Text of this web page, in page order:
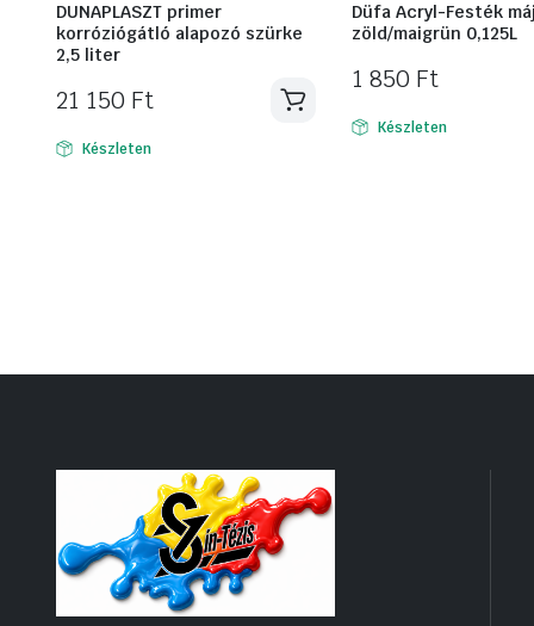
DUNAPLASZT primer
korróziógátló alapozó szürke
2,5 liter
21 150 Ft
Készleten
Düfa Acryl-Festék
zöld/maigrün 0,125L
1 850 Ft
Készleten